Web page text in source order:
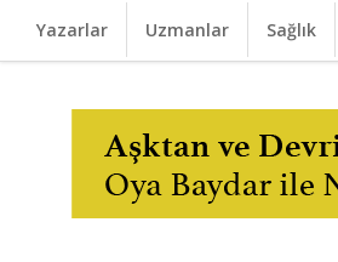
Yazarlar Uzmanlar Sağlık